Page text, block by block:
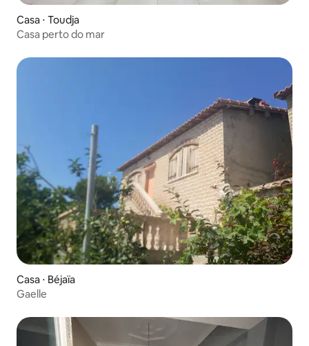
Casa ⋅ Toudja
Casa perto do mar
Casa ⋅ Béjaïa
Gaelle